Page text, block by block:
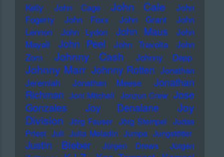
Kelly
John Cage John Cale
John
Fogerty
John Foxx John Grant
John
Lennon
John Lydon John Maus
John
Mayall
John Peel John Travolta
John
Zorn
Johnny Cash Johnny Depp
Johnny Marr Johnny Rotten Jonathan
Jeremiah
Jonathan Meese
Jonathan
Richman Joni Mitchell Jonzun Crew Jose
Gonzales
Joy Denalane
Joy
Division Jörg Fauser Jörg Stempel Judas
Priest Juli Julia Meladin Jumpa Jungstötter
Justin Bieber Jürgen Drews
Jürgen